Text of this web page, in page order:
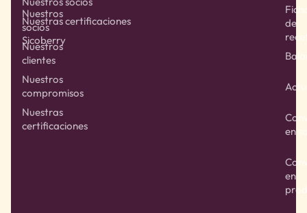
Nuestros
socios
Nuestros
clientes
Nuestros
compromisos
Nuestras
certificaciones
Nuestras certificaciones
Sicoberry
de
en
en